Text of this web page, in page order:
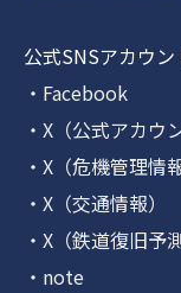
公式SNSアカウン
・Facebook
・X（公式アカウ
・X（危機管理情
・X（交通情報）
・X（鉄道復旧予測
・note